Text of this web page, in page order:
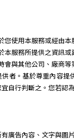
您使用本服務或經由
本服務所提供之資訊
會與其他公司、廠商
者。基於尊重內容
自行判斷之。您若認
廣告內容、文字與圖